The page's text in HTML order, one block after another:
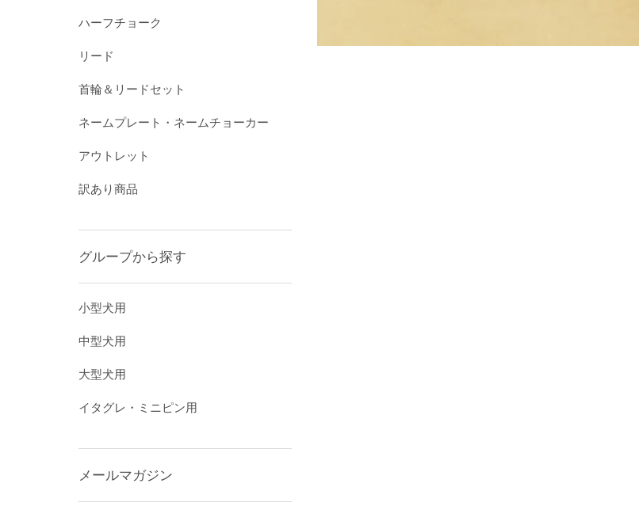
ハーフチョーク
リード
首輪＆リードセット
ネームプレート・ネームチョーカー
アウトレット
訳あり商品
グループから探す
小型犬用
中型犬用
大型犬用
イタグレ・ミニピン用
メールマガジン